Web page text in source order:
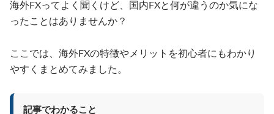
海外FXってよく聞くけど、国内FXと何が違うのか気にな
ったことはありませんか？
ここでは、海外FXの特徴やメリットを初心者にもわかり
やすくまとめてみました。
記事でわかること